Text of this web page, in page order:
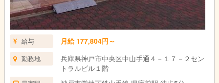
給与 月給 177,804円～
勤務地
兵庫県神戸市中央区中山手通４－１７－２セン
トラルビル１階